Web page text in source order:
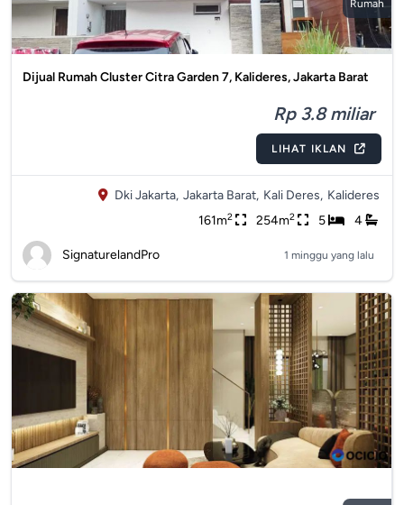
Rumah
Dijual Rumah Cluster Citra Garden 7, Kalideres, Jakarta Barat
Rp 3.8 miliar
LIHAT IKLAN
Dki Jakarta, Jakarta Barat, Kali Deres, Kalideres
161m2 254m2 5 4
SignaturelandPro 1 minggu yang lalu